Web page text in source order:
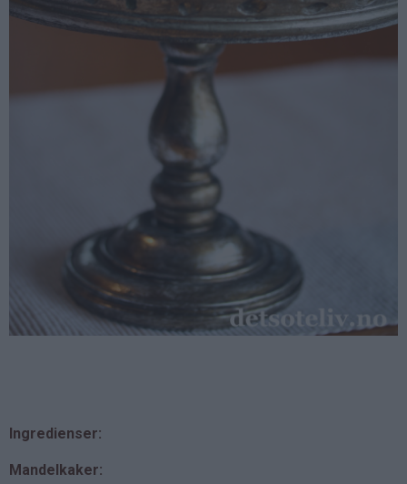
Ingredienser:
Mandelkaker: